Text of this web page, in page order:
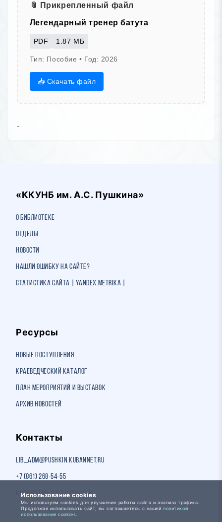
📎 Прикрепленный файл
Легендарный тренер батута
PDF 1.87 МБ
Тип: Пособие • Год: 2026
📥 Скачать файл
-
«ККУНБ им. А.С. Пушкина»
О библиотеке
Отделы
Новости
Нашли ошибку на сайте?
Статистика сайта | Yandex.Metrika |
Ресурсы
Новые поступления
Краеведческий каталог
План мероприятий и выставок
Архив новостей
Контакты
lib_adm@pushkin.kubannet.ru
+7 (861) 268-54-55
Краснодар, ул. Красная, 8
Использование cookies
Мы используем cookies для улучшения работы сайта и анализа трафика.
Продолжая использовать сайт, вы соглашаетесь с нашейполитикой
использования cookies.